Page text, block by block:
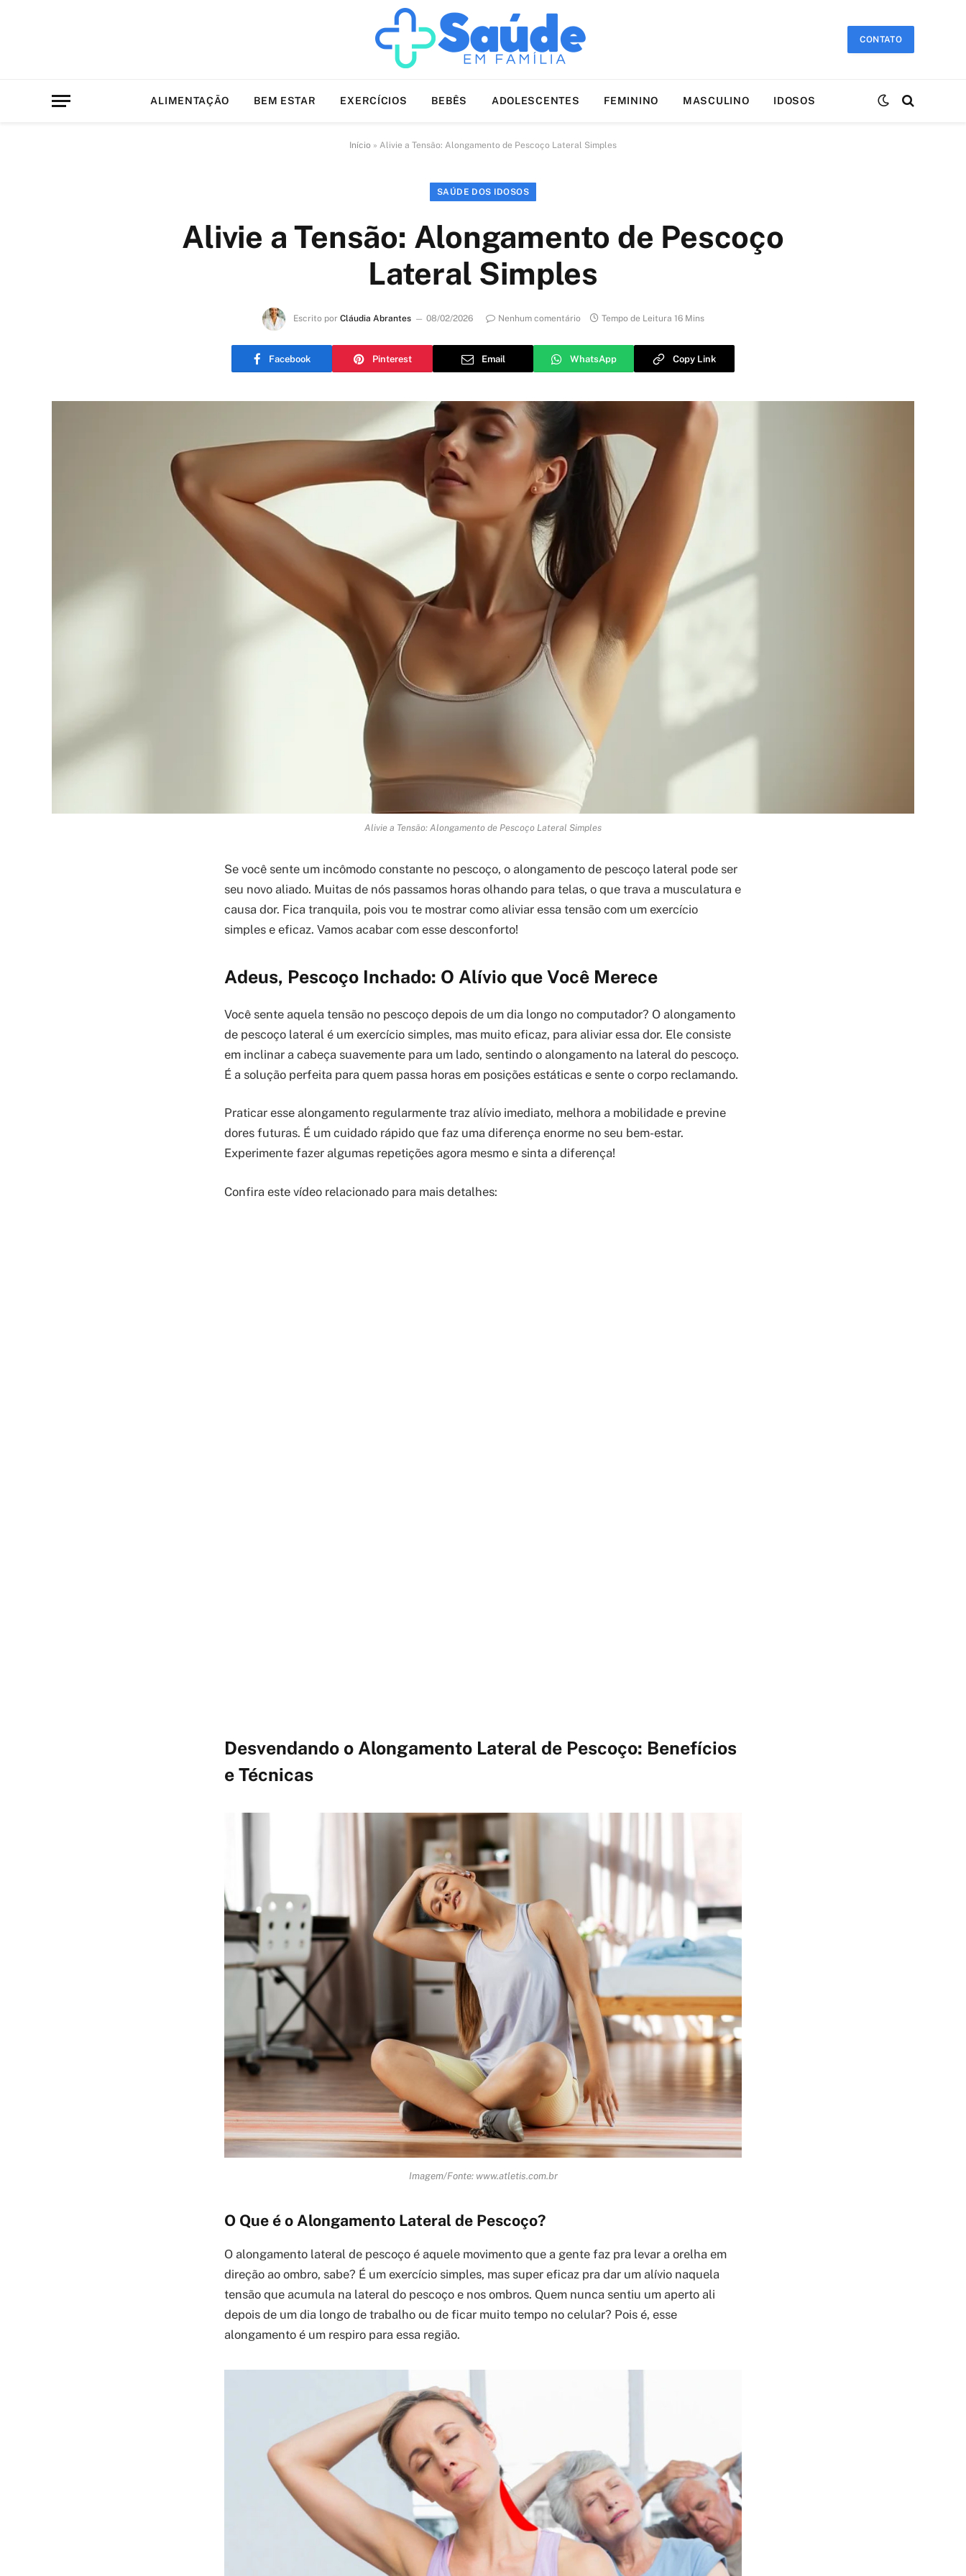
CONTATO
ALIMENTAÇÃO BEM ESTAR EXERCÍCIOS BEBÊS ADOLESCENTES FEMININO MASCULINO IDOSOS
Início » Alivie a Tensão: Alongamento de Pescoço Lateral Simples
SAÚDE DOS IDOSOS
Alivie a Tensão: Alongamento de Pescoço
Lateral Simples
Escrito por Cláudia Abrantes 08/02/2026 Nenhum comentário Tempo de Leitura 16 Mins
Facebook Pinterest Email WhatsApp Copy Link
Alivie a Tensão: Alongamento de Pescoço Lateral Simples
Se você sente um incômodo constante no pescoço, o alongamento de pescoço lateral pode ser
seu novo aliado. Muitas de nós passamos horas olhando para telas, o que trava a musculatura e
causa dor. Fica tranquila, pois vou te mostrar como aliviar essa tensão com um exercício
simples e eficaz. Vamos acabar com esse desconforto!
Adeus, Pescoço Inchado: O Alívio que Você Merece
Você sente aquela tensão no pescoço depois de um dia longo no computador? O alongamento
de pescoço lateral é um exercício simples, mas muito eficaz, para aliviar essa dor. Ele consiste
em inclinar a cabeça suavemente para um lado, sentindo o alongamento na lateral do pescoço.
É a solução perfeita para quem passa horas em posições estáticas e sente o corpo reclamando.
Praticar esse alongamento regularmente traz alívio imediato, melhora a mobilidade e previne
dores futuras. É um cuidado rápido que faz uma diferença enorme no seu bem-estar.
Experimente fazer algumas repetições agora mesmo e sinta a diferença!
Confira este vídeo relacionado para mais detalhes:
Desvendando o Alongamento Lateral de Pescoço: Benefícios
e Técnicas
Imagem/Fonte: www.atletis.com.br
O Que é o Alongamento Lateral de Pescoço?
O alongamento lateral de pescoço é aquele movimento que a gente faz pra levar a orelha em
direção ao ombro, sabe? É um exercício simples, mas super eficaz pra dar um alívio naquela
tensão que acumula na lateral do pescoço e nos ombros. Quem nunca sentiu um aperto ali
depois de um dia longo de trabalho ou de ficar muito tempo no celular? Pois é, esse
alongamento é um respiro para essa região.